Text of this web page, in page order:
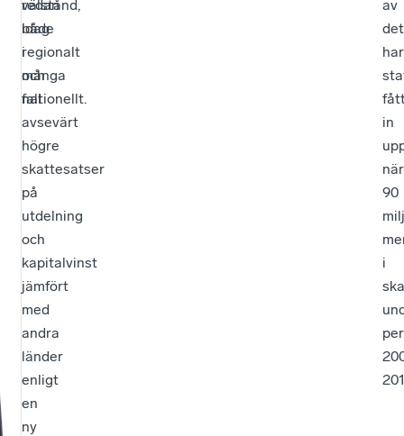
redan
idag
i
många
fall
avsevärt
högre
skattesatser
på
utdelning
och
kapitalvinst
jämfört
med
andra
länder
enligt
en
ny
välstånd,
både
regionalt
och
nationellt.
av
har
in
90
i